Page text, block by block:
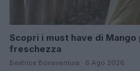
Scopri i must have di
freschezza
Beatrice Bonaventura · 6 Ago 2026